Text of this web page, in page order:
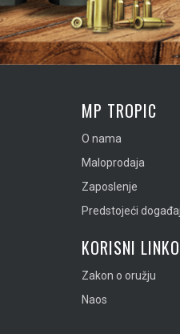
MP TROPIC
O nama
Maloprodaja
Zaposlenje
Predstojeći
KORISNI
Zakon o oružju
Naos